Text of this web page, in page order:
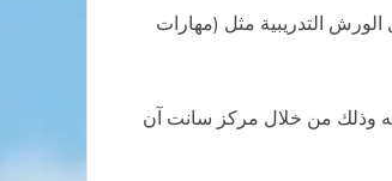
الورش التدريبية مثل (مهارات
وذلك من خلال مركز سانت آن